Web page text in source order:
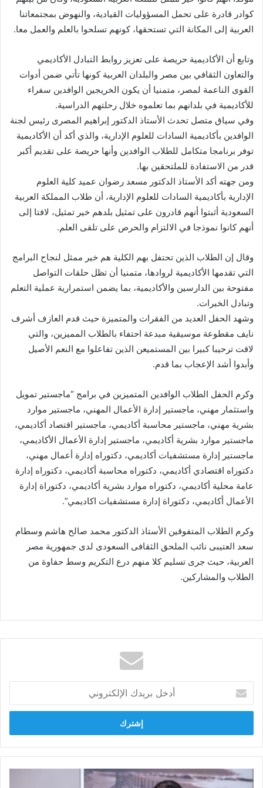
كوادر قادرة على تحمل المسؤوليات القيادية، والنهوض بمجتمعاتنا
العربية إلى المكانة التي تستحقها، كونهم تسلحوا بالعلم والعمل معا.
وتابع أن الأكاديمية حريصة على تعزيز روابط التبادل الأكاديمي
والتعاون الثقافي بين مصر والبلدان العربية كونها تأتي ضمن أدوات
القوى الناعمة لمصر، متمنيا أن يكون الخريجين الوافدين سفراء
للأكاديمية في بلدانهم بما تعلموه خلال رحلتهم الدراسية.
وفي سياق متصل تحدث الأستاذ الدكتور إبراهيم المصرى رئيس لجنة
الوافدين بأكاديمية السادات للعلوم الإدارية، والذي أكد أن الأكاديمية
توفر برنامجا متكامل للطلاب الوافدين وأنها حريصة على تقديم أكبر
قدر من الاستفادة للملتحقين بها.
ومن جهته أكد الأستاذ الدكتور مسعد رضوان عميد كلية العلوم
الإدارية بأكاديمية السادات للعلوم الإدارية، أن طلاب المملكة العربية
السعودية أثبتوا أنهم قادرون على تمثيل بلدهم خير تمثيل، لافتا إلى
أنهم كانوا نموذجا في الالتزام والحرص على تلقى العلم.
وقال إن الطلاب الذين تحتفل بهم الكلية هم خير ممثل لنجاح البرامج
التي تقدمها الأكاديمية لروادها، متمنيا أن تظل حلقات التواصل
مفتوحة بين الدارسين والأكاديمية، بما يضمن استمرارية عملية التعلم
وتبادل الخبرات.
وشهد الحفل العديد من الفقرات والمتميزة حيث قدم العازف أشرف
نايف مقطوعة موسيقية مبدعة احتفاء بالطلاب المميزين، والتي
لاقت ترحيبا كبيرا بين المستميعن الذين تفاعلوا مع النعم الأصيل
وأبدوا أشد الإعجاب بما قدم.
وكرم الحفل الطلاب الوافدين المتميزين في برامج “ماجستير تمويل
واستثمار مهني، ماجستير إدارة الأعمال المهني، ماجستير موارد
بشرية مهني، ماجستير محاسبة أكاديمي، ماجستير اقتصاد أكاديمي،
ماجستير موارد بشرية أكاديمي، ماجستير إدارة الأعمال الأكاديمي،
ماجستير إدارة مستشفيات أكاديمي، دكتوراه إدارة أعمال مهني،
دكتوراه اقتصادي أكاديمي، دكتوراه محاسبة أكاديمي، دكتوراه إدارة
عامة محلية أكاديمي، دكتوراه موارد بشرية أكاديمي، دكتوراة إدارة
الأعمال أكاديمي، دكتوراة إدارة مستشفيات اكاديمي”.
وكرم الطلاب المتفوقين الأستاذ الدكتور محمد صالح هاشم وسطام
سعد العتيبى نائب الملحق الثقافى السعودى لدى جمهورية مصر
العربية، حيث جرى تسليم كلا منهم درع التكريم وسط حفاوة من
الطلاب والمشاركين.
بريدك
الإلكتروني
هاني